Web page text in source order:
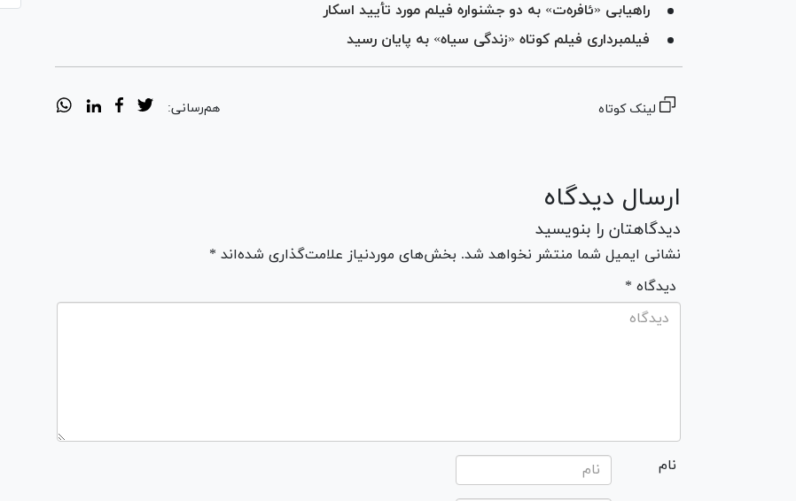
راهیابی «ئافره‌ت» به دو جشنواره فیلم مورد تأیید اسکار
فیلمبرداری فیلم کوتاه «زندگی سیاه» به پایان رسید
لینک کوتاه هم‌رسانی:
ارسال دیدگاه
دیدگاهتان را بنویسید
نشانی ایمیل شما منتشر نخواهد شد. بخش‌های موردنیاز علامت‌گذاری شده‌اند *
* دیدگاه
نام